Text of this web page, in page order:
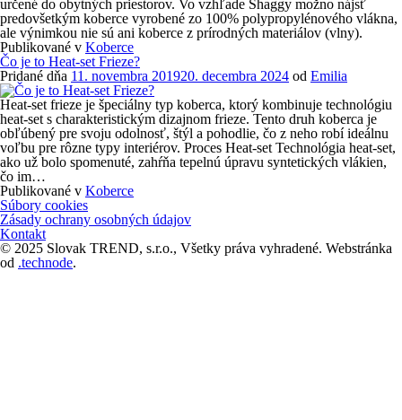
určené do obytných priestorov. Vo vzhľade Shaggy možno nájsť
predovšetkým koberce vyrobené zo 100% polypropylénového vlákna,
ale výnimkou nie sú ani koberce z prírodných materiálov (vlny).
Publikované v Koberce
Čo je to Heat-set Frieze?
Pridané dňa 11. novembra 201920. decembra 2024 od Emilia
Heat-set frieze je špeciálny typ koberca, ktorý kombinuje technológiu
heat-set s charakteristickým dizajnom frieze. Tento druh koberca je
obľúbený pre svoju odolnosť, štýl a pohodlie, čo z neho robí ideálnu
voľbu pre rôzne typy interiérov. Proces Heat-set Technológia heat-set,
ako už bolo spomenuté, zahŕňa tepelnú úpravu syntetických vlákien,
čo im…
Publikované v Koberce
Navigácia
v
príspevkoch
Súbory cookies
Zásady ochrany osobných údajov
Kontakt
© 2025 Slovak TREND, s.r.o., Všetky práva vyhradené. Webstránka
od .technode.